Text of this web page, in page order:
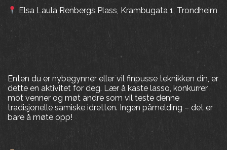
Elsa Laula Renbergs Plass, Krambugata 1, Trondheim
Enten du er nybegynner eller vil finpusse teknikken din, er
dette en aktivitet for deg. Lær å kaste lasso, konkurrer
mot venner og møt andre som vil teste denne
tradisjonelle samiske idretten. Ingen påmelding – det er
bare å møte opp!